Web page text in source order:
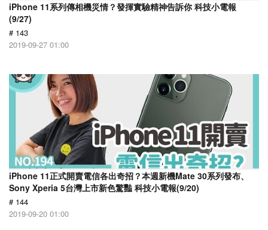
iPhone 11系列傳相機災情？發揮實驗精神告訴你 科技小電報
(9/27)
# 143
2019-09-27 01:00
iPhone 11正式開賣電信各出奇招？本週新機Mate 30系列發布、
Sony Xperia 5台灣上市新色驚豔 科技小電報(9/20)
# 144
2019-09-20 01:00